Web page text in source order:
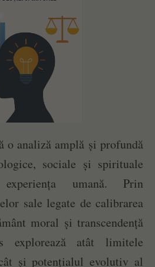
o analiză amplă și profundă
sociale și spirituale
umană. Prin
sale legate de calibrarea
moral și transcendență
explorează atât limitele
și potențialul evolutiv al